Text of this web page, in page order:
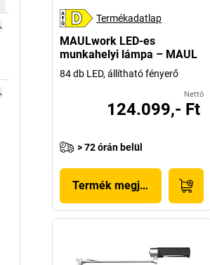
Termékadatlap
MAULwork LED-es
munkahelyi lámpa – MAUL
84 db LED, állítható fényerő
Nettó
124.099,- Ft
> 72 órán belül
Termék megjelenítése